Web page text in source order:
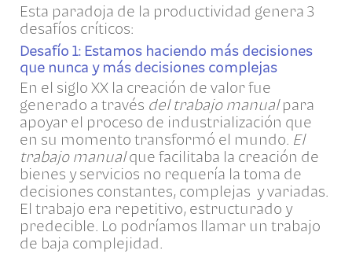
Esta paradoja de la productividad genera 3
desafíos críticos:
Desafío 1: Estamos haciendo más decisiones
que nunca y más decisiones complejas
En el siglo XX la creación de valor fue
generado a través del trabajo manualpara
apoyar el proceso de industrialización que
en su momento transformó el mundo. El
trabajo manualque facilitaba la creación de
bienes y servicios no requería la toma de
decisiones constantes, complejas y variadas.
El trabajo era repetitivo, estructurado y
predecible. Lo podríamos llamar un trabajo
de baja complejidad.